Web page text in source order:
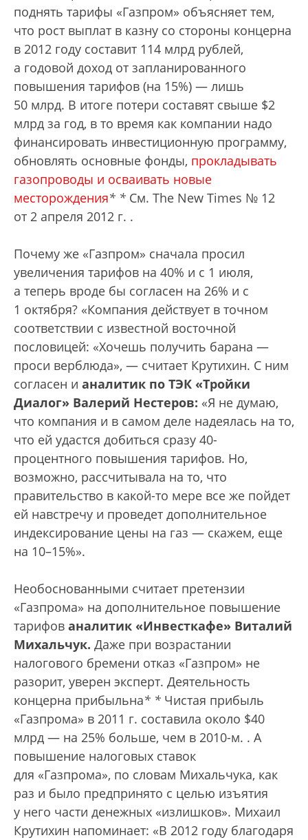
поднять тарифы «Газпром» объясняет тем,
что рост выплат в казну со стороны концерна
в 2012 году составит 114 млрд рублей,
а годовой доход от запланированного
повышения тарифов (на 15%) — лишь
50 млрд. В итоге потери составят свыше $2
млрд за год, в то время как компании надо
финансировать инвестиционную программу,
обновлять основные фонды, прокладывать
газопроводы и осваивать новые
месторождения* * См. The New Times № 12
от 2 апреля 2012 г. .
Почему же «Газпром» сначала просил
увеличения тарифов на 40% и с 1 июля,
а теперь вроде бы согласен на 26% и с
1 октября? «Компания действует в точном
соответствии с известной восточной
пословицей: «Хочешь получить барана —
проси верблюда», — считает Крутихин. С ним
согласен и аналитик по ТЭК «Тройки
Диалог» Валерий Нестеров: «Я не думаю,
что компания и в самом деле надеялась на то,
что ей удастся добиться сразу 40-
процентного повышения тарифов. Но,
возможно, рассчитывала на то, что
правительство в какой-то мере все же пойдет
ей навстречу и проведет дополнительное
индексирование цены на газ — скажем, еще
на 10–15%».
Необоснованными считает претензии
«Газпрома» на дополнительное повышение
тарифов аналитик «Инвесткафе» Виталий
Михальчук. Даже при возрастании
налогового бремени отказ «Газпром» не
разорит, уверен эксперт. Деятельность
концерна прибыльна* * Чистая прибыль
«Газпрома» в 2011 г. составила около $40
млрд — на 25% больше, чем в 2010-м. . А
повышение налоговых ставок
для «Газпрома», по словам Михальчука, как
раз и было предпринято с целью изъятия
у него части денежных «излишков». Михаил
Крутихин напоминает: «В 2012 году благодаря